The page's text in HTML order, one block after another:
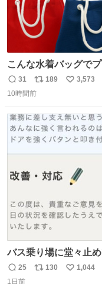
こんな水着バッグで
世代（笑） #70年
返
信
31
リ
ポ
ト
数
189
い
数
3,573
10時間前
バス乗り場に堂々止
ね 運転士は日本人やったのなら韓国人は関係ないし、なん
なら68歳も関係ない…
返
25
リ
130
い
1,044
1日前